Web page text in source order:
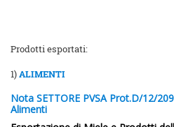
Prodotti esportati:
1)ALIMENTI
Nota SETTORE PVSA Prot.D/12/
Alimenti